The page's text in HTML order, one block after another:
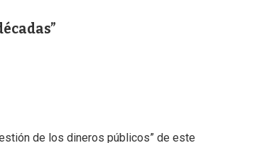
de los dineros públicos” de este